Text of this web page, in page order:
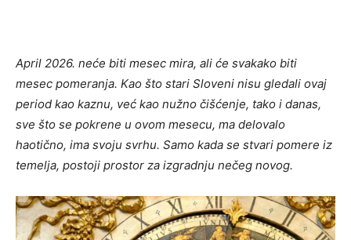
April 2026. neće biti mesec mira, ali će svakako biti
mesec pomeranja. Kao što stari Sloveni nisu gledali ovaj
period kao kaznu, već kao nužno čišćenje, tako i danas,
sve što se pokrene u ovom mesecu, ma delovalo
haotično, ima svoju svrhu. Samo kada se stvari pomere iz
temelja, postoji prostor za izgradnju nečeg novog.